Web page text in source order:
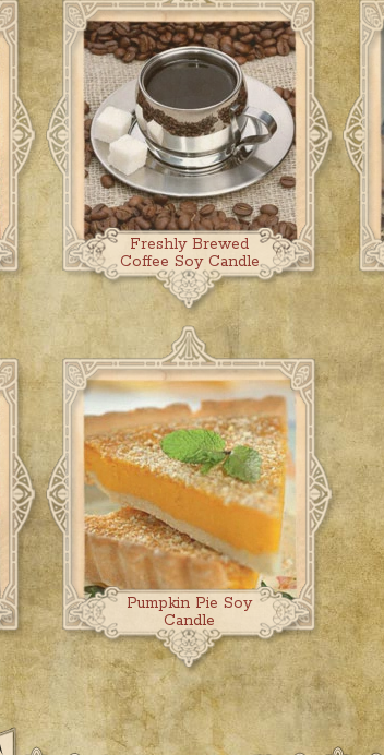
Freshly Brewed
Coffee Soy Candle
Pumpkin Pie Soy
Candle